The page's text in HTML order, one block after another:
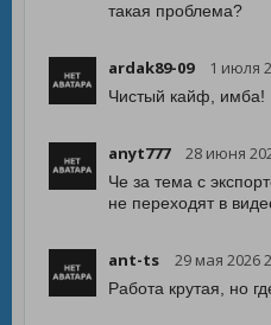
такая проблема?
ardak89-09 1 июля
Чистый кайф, имба!
anyt777 28 июня
Че за тема с
не переходят в
ant-ts 29 мая 2026
Работа крутая, но